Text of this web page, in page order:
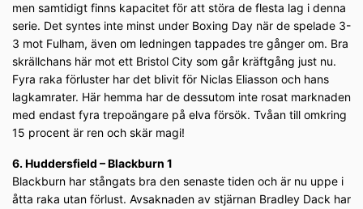
men samtidigt finns kapacitet för att störa de flesta lag i denna
serie. Det syntes inte minst under Boxing Day när de spelade 3-
3 mot Fulham, även om ledningen tappades tre gånger om. Bra
skrällchans här mot ett Bristol City som går kräftgång just nu.
Fyra raka förluster har det blivit för Niclas Eliasson och hans
lagkamrater. Här hemma har de dessutom inte rosat marknaden
med endast fyra trepoängare på elva försök. Tvåan till omkring
15 procent är ren och skär magi!
6. Huddersfield – Blackburn 1
Blackburn har stångats bra den senaste tiden och är nu uppe i
åtta raka utan förlust. Avsaknaden av stjärnan Bradley Dack har